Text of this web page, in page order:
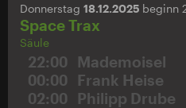
Donnerstag 18.12.2025 beginn
Space Trax
Säule
22:00
Mademoisel
00:00
Frank Heise
02:00
Philipp Drube